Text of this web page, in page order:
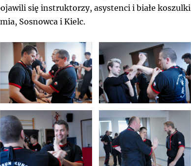
się instruktorzy, asystenci i białe koszulki
Sosnowca i Kielc.